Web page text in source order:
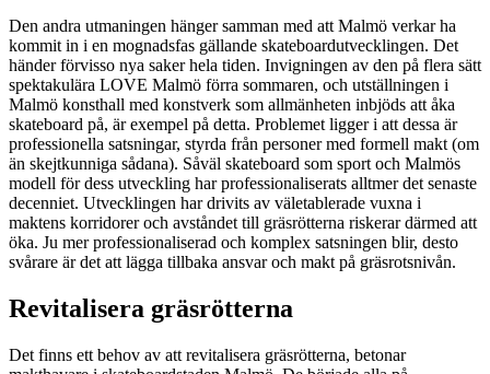
Den andra utmaningen hänger samman med att Malmö verkar ha
kommit in i en mognadsfas gällande skateboardutvecklingen. Det
händer förvisso nya saker hela tiden. Invigningen av den på flera sätt
spektakulära LOVE Malmö förra sommaren, och utställningen i
Malmö konsthall med konstverk som allmänheten inbjöds att åka
skateboard på, är exempel på detta. Problemet ligger i att dessa är
professionella satsningar, styrda från personer med formell makt (om
än skejtkunniga sådana). Såväl skateboard som sport och Malmös
modell för dess utveckling har professionaliserats alltmer det senaste
decenniet. Utvecklingen har drivits av väletablerade vuxna i
maktens korridorer och avståndet till gräsrötterna riskerar därmed att
öka. Ju mer professionaliserad och komplex satsningen blir, desto
svårare är det att lägga tillbaka ansvar och makt på gräsrotsnivån.
Revitalisera gräsrötterna
Det finns ett behov av att revitalisera gräsrötterna, betonar